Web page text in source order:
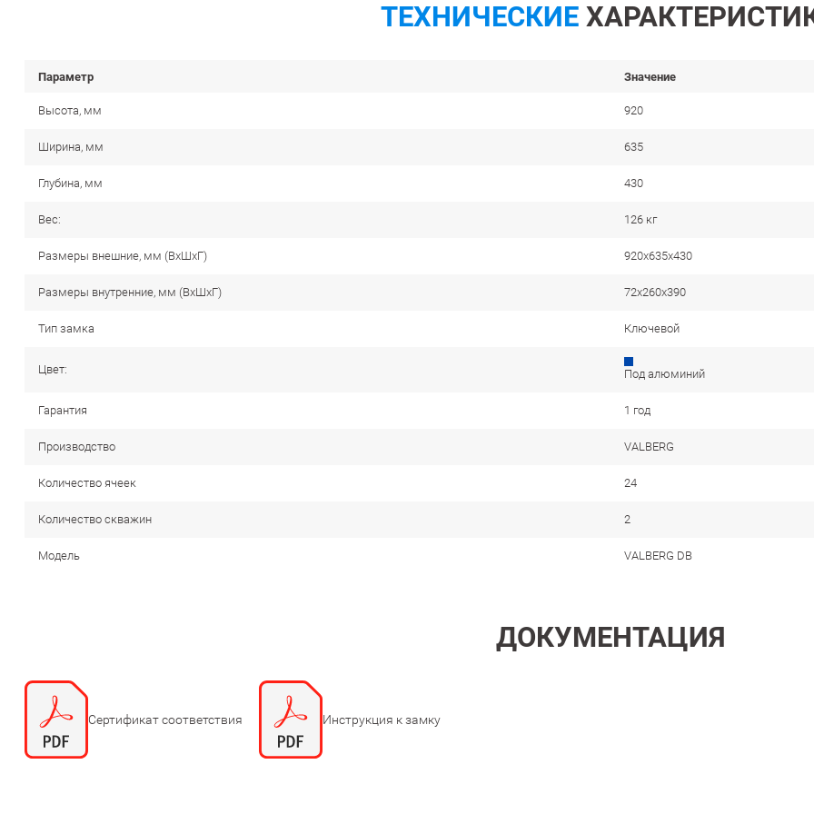
ТЕХНИЧЕСКИЕ
Параметр Значение
Высота, мм 920
Ширина, мм 635
Глубина, мм 430
Вес: 126 кг
Размеры внешние, мм (ВхШхГ) 920x635x430
Размеры внутренние, мм (ВхШхГ) 72x260x390
Тип замка Ключевой
Цвет: Под алюминий
Гарантия 1 год
Производство VALBERG
Количество ячеек 24
Количество скважин 2
Модель VALBERG DB
ДОКУМЕНТАЦИЯ
Сертификат соответствия Инструкция к замку